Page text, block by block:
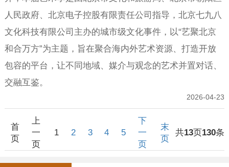
人民政府、北京电子控股有限责任公司指导，北京七九八
文化科技有限公司主办的城市级文化事件，以“艺聚北京
和合万方”为主题，旨在聚合海内外艺术资源、打造开放
包容的平台，让不同地域、媒介与观念的艺术并置对话、
交融互鉴。
2026-04-23
首
页
上
一
页
1 2 3 4 5
下
一
页
末
页
共13页 130条